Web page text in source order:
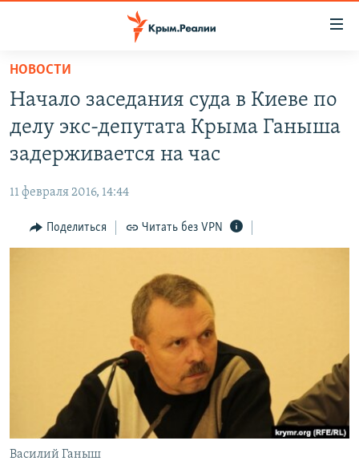
Вернуться
основному
содержанию
Вернутся
главной
навигации
Вернутся
11 ЛЕТ ОККУПАЦИИ КРЫМА. 11 ИСТОРИЙ СОПРОТИВЛЕНИЯ
ВОДА
ЕЩЕ
ИНТЕРАКТИВ
ТЕЛЕПРОЕКТ КРЫМ.РЕАЛИИ
СОВЕТЫ ПРАВОЗАЩИТНИКОВ
ПРОПАВШИЕ БЕЗ ВЕСТИ
ПОБЕДИТЕЛЕЙ НЕ СУДЯТ?
КРЫМ.НЕПОКОРЕННЫЙ
ELIFBE
УКРАИНСКАЯ ПРОБЛЕМА КРЫМА
РАДІО СВОБОДА
ПРИСОЕДИНЯЙТЕСЬ!
НОВОСТИ
Начало заседания суда в Киеве по
делу экс-депутата Крыма Ганыша
задерживается на час
11 февраля 2016, 14:44
Поделиться Читать без VPN
Василий Ганыш